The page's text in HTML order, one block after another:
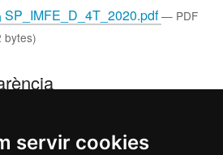
servir cookies
SP_IMFE_D_4T_2020.pdf— PDF
bytes)
portals de transparència de
seves entitats dependents